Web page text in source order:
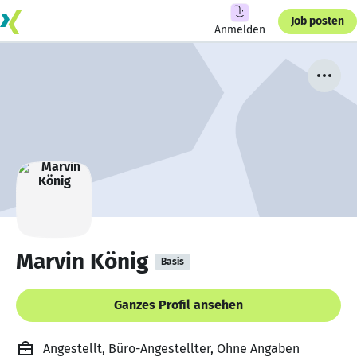
Anmelden
Job posten
Marvin König Basis
Ganzes Profil ansehen
Angestellt, Büro-Angestellter, Ohne Angaben